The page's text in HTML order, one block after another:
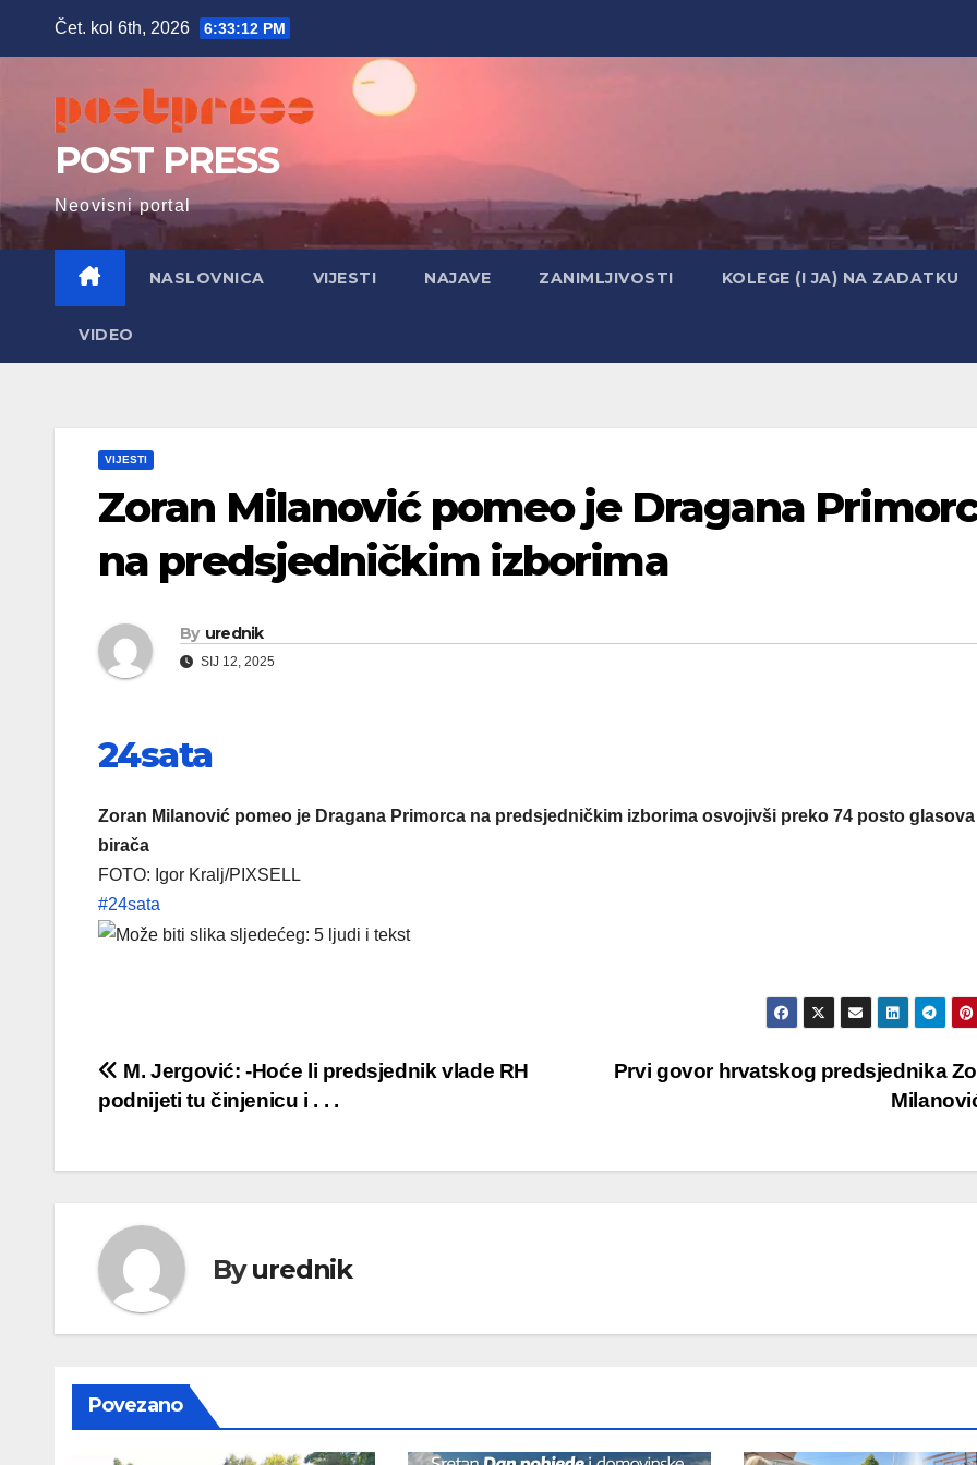
Čet. kol 6th, 2026 6:33:13 PM
POST PRESS
Neovisni portal
NASLOVNICA VIJESTI NAJAVE ZANIMLJIVOSTI KOLEGE (I JA) NA ZADATKU
VIDEO
VIJESTI
Zoran Milanović pomeo je Dragana
na predsjedničkim izborima
By urednik
SIJ 12, 2025
24sata
Zoran Milanović pomeo je Dragana Primorca na predsjedničkim izborima osvojivši preko 74 posto glasova
birača
FOTO: Igor Kralj/PIXSELL
#24sata
Navigacija
objava
Prvi govor hrvatskog predsjednika
M. Jergović: -Hoće li predsjednik vlade RH
podnijeti tu činjenicu i . . .
Byurednik
Povezano